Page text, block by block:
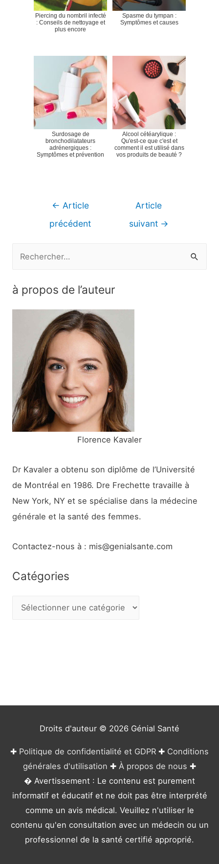
Piercing du nombril infecté
: Conseils de nettoyage et
plus encore
Spasme du tympan :
Symptômes et causes
Surdosage de
bronchodilatateurs
adrénergiques :
Symptômes et prévention
Alcool cétéarylique :
Qu'est-ce que c'est et
comment il est utilisé dans
vos produits de beauté ?
Navigation
← Article
précédent
Article
suivant →
h
:
à propos de l’auteur
Florence Kavaler
Dr Kavaler a obtenu son diplôme de l’Université
de Montréal en 1986. Dre Frechette travaille à
New York, NY et se spécialise dans la médecine
générale et la santé des femmes.
Contactez-nous à : mis@genialsante.com
Catégories
Droits d'auteur © 2026 Génial Santé
✚ Politique de confidentialité et GDPR ✚ Conditions
générales d'utilisation ✚ À propos de nous ✚
� Avertissement : Le contenu est purement
informatif et éducatif et ne doit pas être interprété
comme un avis médical. Veuillez n'utiliser le
contenu qu'en consultation avec un médecin ou un
professionnel de la santé certifié approprié.